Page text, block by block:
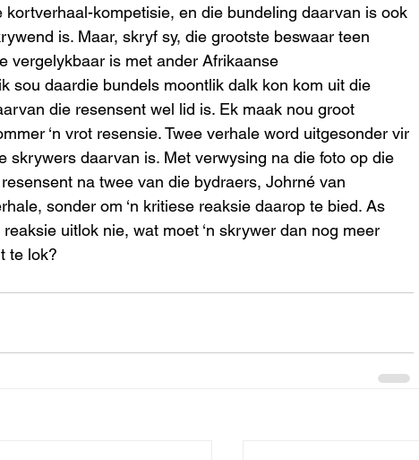
kompetisie, en die bundeling daarvan is ook
is. Maar, skryf sy, die grootste beswaar teen
vergelykbaar is met ander Afrikaanse
sou daardie bundels moontlik dalk kon kom uit die
die resensent wel lid is. Ek maak nou groot
‘n vrot resensie. Twee verhale word uitgesonder vir
skrywers daarvan is. Met verwysing na die foto op die
na twee van die bydraers, Johrné van
sonder om ‘n kritiese reaksie daarop te bied. As
uitlok nie, wat moet ‘n skrywer dan nog meer
te lok?